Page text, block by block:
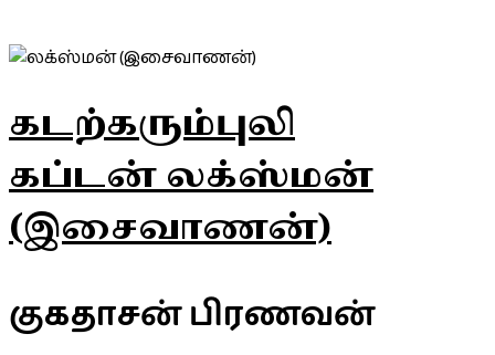
கடற்கரும்புலி
கப்டன் லக்ஸ்மன்
(இசைவாணன்)
குகதாசன் பிரணவன்